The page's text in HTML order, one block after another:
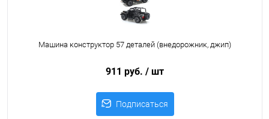
Машина конструктор 57 деталей (внедорожник, джип)
911 руб. / шт
Подписаться